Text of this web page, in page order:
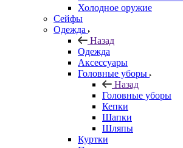
Холодное оружие
Сейфы
Одежда
Назад
Одежда
Аксессуары
Головные уборы
Назад
Головные уборы
Кепки
Шапки
Шляпы
Куртки